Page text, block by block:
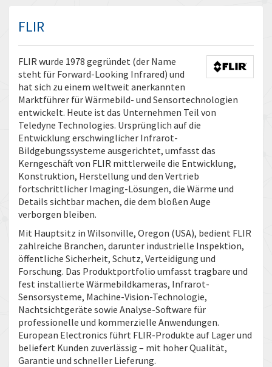
FLIR
FLIR wurde 1978 gegründet (der Name
steht für Forward-Looking Infrared) und
hat sich zu einem weltweit anerkannten
Marktführer für Wärmebild- und Sensortechnologien
entwickelt. Heute ist das Unternehmen Teil von
Teledyne Technologies. Ursprünglich auf die
Entwicklung erschwinglicher Infrarot-
Bildgebungssysteme ausgerichtet, umfasst das
Kerngeschäft von FLIR mittlerweile die Entwicklung,
Konstruktion, Herstellung und den Vertrieb
fortschrittlicher Imaging-Lösungen, die Wärme und
Details sichtbar machen, die dem bloßen Auge
verborgen bleiben.
Mit Hauptsitz in Wilsonville, Oregon (USA), bedient FLIR
zahlreiche Branchen, darunter industrielle Inspektion,
öffentliche Sicherheit, Schutz, Verteidigung und
Forschung. Das Produktportfolio umfasst tragbare und
fest installierte Wärmebildkameras, Infrarot-
Sensorsysteme, Machine-Vision-Technologie,
Nachtsichtgeräte sowie Analyse-Software für
professionelle und kommerzielle Anwendungen.
European Electronics führt FLIR-Produkte auf Lager und
beliefert Kunden zuverlässig – mit hoher Qualität,
Garantie und schneller Lieferung.